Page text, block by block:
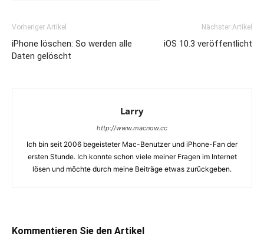
Vorheriger Artikel
iPhone löschen: So werden alle
Daten gelöscht
Nächster Artikel
iOS 10.3 veröffentlicht
Larry
http://www.macnow.cc
Ich bin seit 2006 begeisteter Mac-Benutzer und iPhone-Fan der
ersten Stunde. Ich konnte schon viele meiner Fragen im Internet
lösen und möchte durch meine Beiträge etwas zurückgeben.
Kommentieren Sie den Artikel